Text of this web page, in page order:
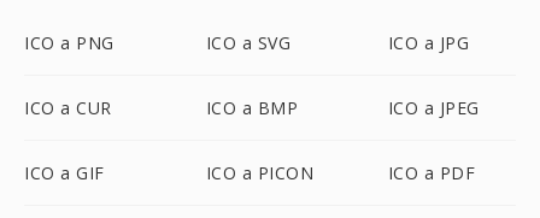
ICO a PNG ICO a SVG ICO a JPG
ICO a CUR ICO a BMP ICO a JPEG
ICO a GIF ICO a PICON ICO a PDF